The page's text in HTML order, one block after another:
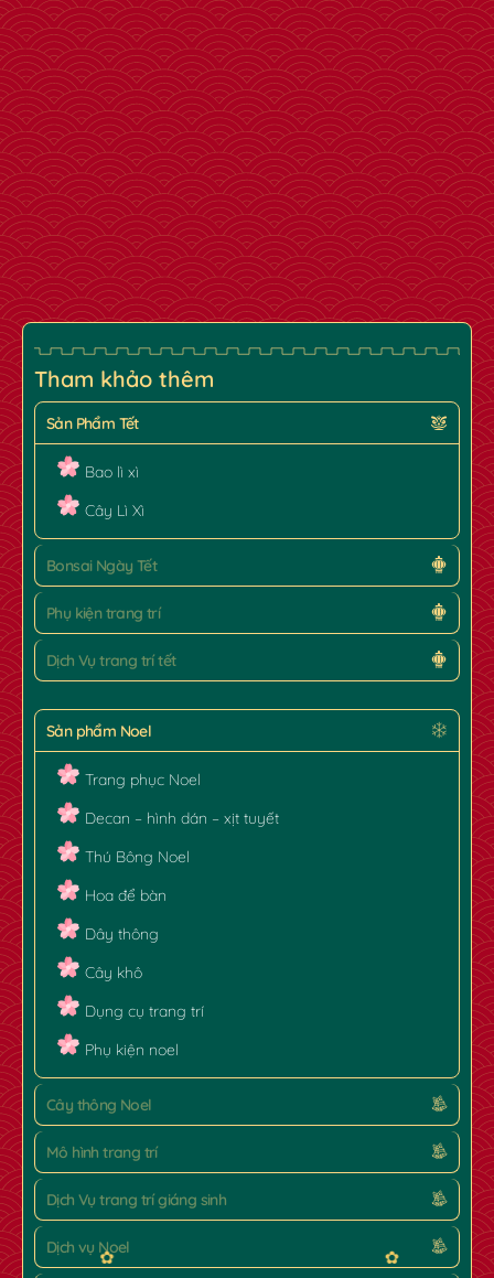
Tham khảo thêm
Sản Phẩm Tết
Bao lì xì
Cây Lì Xì
Bonsai Ngày Tết
Phụ kiện trang trí
Dịch Vụ trang trí tết
Sản phẩm Noel
Trang phục Noel
Decan – hình dán – xịt tuyết
Thú Bông Noel
Hoa để bàn
Dây thông
Cây khô
Dụng cụ trang trí
Phụ kiện noel
Cây thông Noel
Mô hình trang trí
Dịch Vụ trang trí giáng sinh
Dịch vụ Noel
✿